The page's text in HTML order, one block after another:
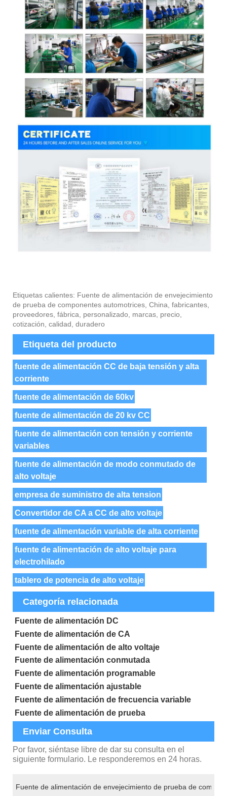
Etiquetas calientes: Fuente de alimentación de envejecimiento
de prueba de componentes automotrices, China, fabricantes,
proveedores, fábrica, personalizado, marcas, precio,
cotización, calidad, duradero
Etiqueta del producto
fuente de alimentación CC de baja tensión y alta
corriente
fuente de alimentación de 60kv
fuente de alimentación de 20 kv CC
fuente de alimentación con tensión y corriente
variables
fuente de alimentación de modo conmutado de
alto voltaje
empresa de suministro de alta tension
Convertidor de CA a CC de alto voltaje
fuente de alimentación variable de alta corriente
fuente de alimentación de alto voltaje para
electrohilado
tablero de potencia de alto voltaje
Categoría relacionada
Fuente de alimentación DC
Fuente de alimentación de CA
Fuente de alimentación de alto voltaje
Fuente de alimentación conmutada
Fuente de alimentación programable
Fuente de alimentación ajustable
Fuente de alimentación de frecuencia variable
Fuente de alimentación de prueba
Enviar Consulta
Por favor, siéntase libre de dar su consulta en el
siguiente formulario. Le responderemos en 24 horas.